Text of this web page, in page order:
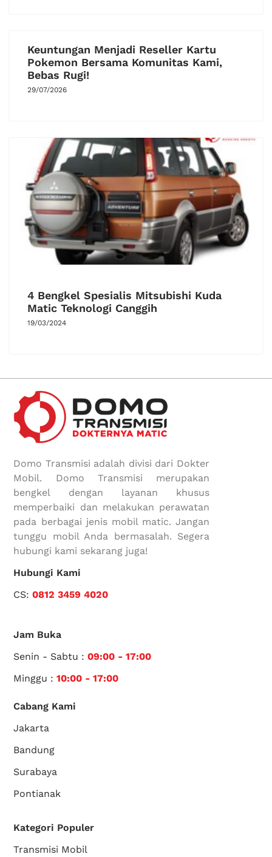
Keuntungan Menjadi Reseller Kartu
Pokemon Bersama Komunitas Kami,
Bebas Rugi!
29/07/2026
4 Bengkel Spesialis Mitsubishi Kuda
Matic Teknologi Canggih
19/03/2024
Domo Transmisi adalah divisi dari Dokter
Mobil. Domo Transmisi merupakan
bengkel dengan layanan khusus
memperbaiki dan melakukan perawatan
pada berbagai jenis mobil matic. Jangan
tunggu mobil Anda bermasalah. Segera
hubungi kami sekarang juga!
Hubungi Kami
CS:0812 3459 4020
Jam Buka
Senin - Sabtu :09:00 - 17:00
Minggu :10:00 - 17:00
Cabang Kami
Jakarta
Bandung
Surabaya
Pontianak
Kategori Populer
Transmisi Mobil